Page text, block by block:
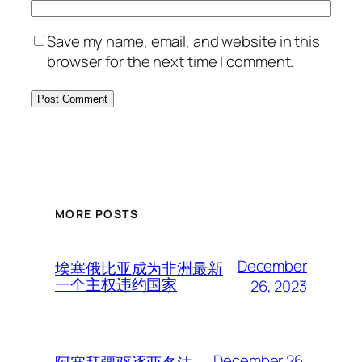
Save my name, email, and website in this
browser for the next time I comment.
MORE POSTS
埃塞俄比亚成为非洲最新
一个主权违约国家
December
26, 2023